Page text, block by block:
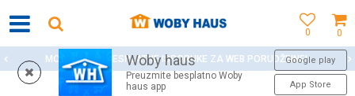
0
0
Woby haus
Preuzmite besplatno Woby
haus app
Google play
App Store
MOGUĆNOST BESPLATNE ISPORUKE ZA WEB PORUDŽBINE!